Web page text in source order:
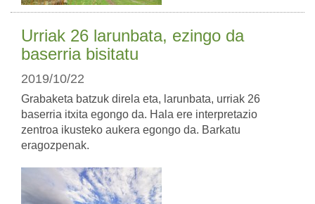
Urriak 26 larunbata, ezingo da
baserria bisitatu
2019/10/22
Grabaketa batzuk direla eta, larunbata, urriak 26
baserria itxita egongo da. Hala ere interpretazio
zentroa ikusteko aukera egongo da. Barkatu
eragozpenak.